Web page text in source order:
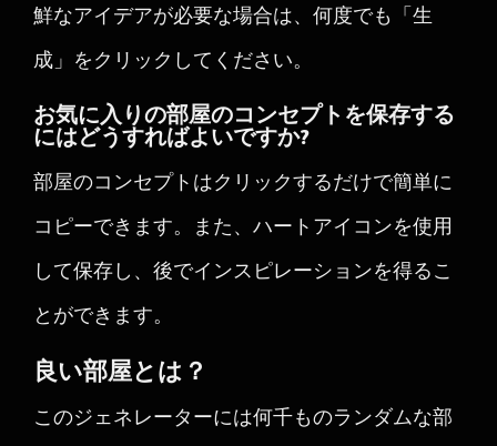
鮮なアイデアが必要な場合は、何度でも「生
成」をクリックしてください。
お気に入りの部屋のコンセプトを保存する
にはどうすればよいですか?
部屋のコンセプトはクリックするだけで簡単に
コピーできます。また、ハートアイコンを使用
して保存し、後でインスピレーションを得るこ
とができます。
良い部屋とは？
このジェネレーターには何千ものランダムな部